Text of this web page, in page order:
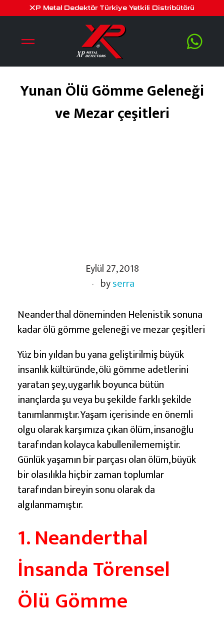
XP Metal Dedektör Türkiye Yetkili Distribütörü
Yunan Ölü Gömme Geleneği
ve Mezar çeşitleri
n
Ö
l
ü
G
ö
m
m
e
G
e
l
e
n
e
ğ
v
e
M
Eylül 27, 2018
byserra
Neanderthal döneminden Helenistik sonuna
kadar ölü gömme geleneği ve mezar çeşitleri
Yüz bin yıldan bu yana geliştirilmiş büyük
insanlık kültüründe, ölü gömme adetlerini
yaratan şey, uygarlık boyunca bütün
inançlarda şu veya bu şekilde farklı şekilde
tanımlanmıştır. Yaşam içerisinde en önemli
olgu olarak karşımıza çıkan ölüm, insanoğlu
tarafından kolayca kabullenilememiştir.
Günlük yaşamın bir parçası olan ölüm, büyük
bir olasılıkla hiçbir zaman toplumlar
tarafından bireyin sonu olarak da
algılanmamıştır.
1. Neanderthal
İnsanda Törensel
Ölü Gömme